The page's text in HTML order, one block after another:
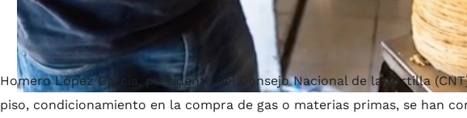
Homero López García, presidente del Consejo Nacional de la Tortilla
piso, condicionamiento en la compra de gas o materias primas, se han